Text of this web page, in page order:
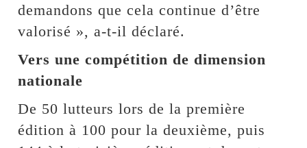
demandons que cela continue d’être
valorisé », a-t-il déclaré.
Vers une compétition de dimension
nationale
De 50 lutteurs lors de la première
édition à 100 pour la deuxième, puis